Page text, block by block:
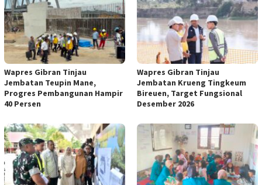
Wapres Gibran Tinjau
Jembatan Teupin Mane,
Progres Pembangunan Hampir
40 Persen
Wapres Gibran Tinjau
Jembatan Krueng Tingkeum
Bireuen, Target Fungsional
Desember 2026